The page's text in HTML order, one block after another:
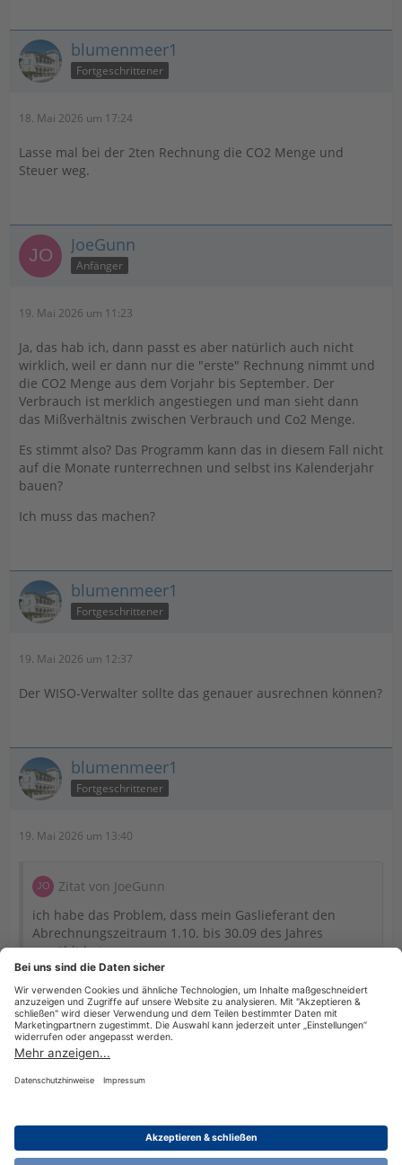
blumenmeer1
Fortgeschrittener
18. Mai 2026 um 17:24
Lasse mal bei der 2ten Rechnung die CO2 Menge und
Steuer weg.
JoeGunn
Anfänger
19. Mai 2026 um 11:23
Ja, das hab ich, dann passt es aber natürlich auch nicht
wirklich, weil er dann nur die "erste" Rechnung nimmt und
die CO2 Menge aus dem Vorjahr bis September. Der
Verbrauch ist merklich angestiegen und man sieht dann
das Mißverhältnis zwischen Verbrauch und Co2 Menge.
Es stimmt also? Das Programm kann das in diesem Fall nicht
auf die Monate runterrechnen und selbst ins Kalenderjahr
bauen?
Ich muss das machen?
blumenmeer1
Fortgeschrittener
19. Mai 2026 um 12:37
Der WISO-Verwalter sollte das genauer ausrechnen können?
blumenmeer1
Fortgeschrittener
19. Mai 2026 um 13:40
Zitat von JoeGunn
ich habe das Problem, dass mein Gaslieferant den
Abrechnungszeitraum 1.10. bis 30.09 des Jahres
gewählt hat.
Für welches Jahr.
Anmerkung: in 2024 war die MwSt 7%
Nutzungsbestimmungen Cookie-Einstellungen